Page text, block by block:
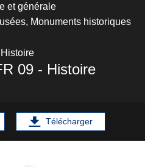
et générale
Monuments historiques
09 - Histoire
Télécharger